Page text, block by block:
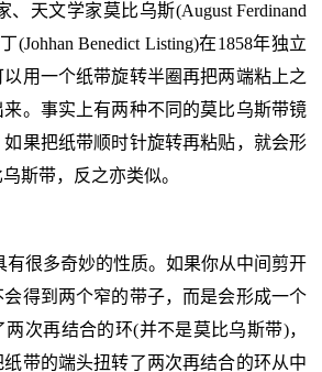
、天文学家莫比乌斯(August Ferdinand
(Johhan Benedict Listing)在1858年独立
用一个纸带旋转半圈再把两端粘上之
。事实上有两种不同的莫比乌斯带镜
果把纸带顺时针旋转再粘贴，就会形
斯带，反之亦类似。
有很多奇妙的性质。如果你从中间剪开
得到两个窄的带子，而是会形成一个
次再结合的环(并不是莫比乌斯带)，
带的端头扭转了两次再结合的环从中